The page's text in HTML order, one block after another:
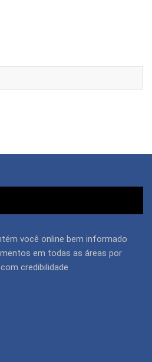
você online bem informado
em todas as áreas por
credibilidade